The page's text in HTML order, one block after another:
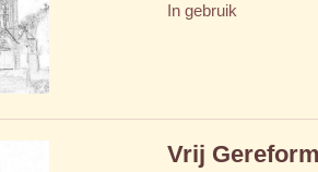
In gebruik
Vrij